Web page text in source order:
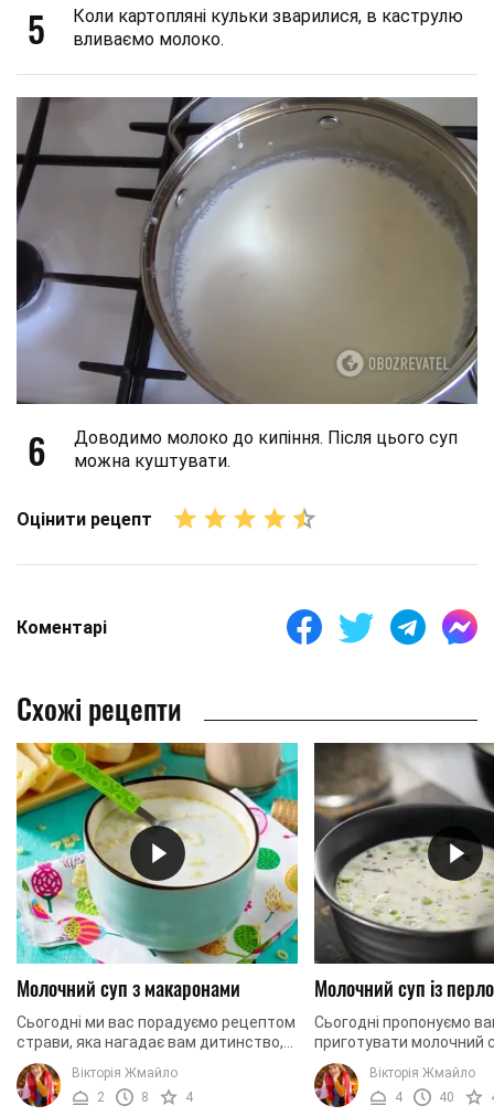
5
Коли картопляні кульки зварилися, в каструлю
вливаємо молоко.
6
Доводимо молоко до кипіння. Після цього суп
можна куштувати.
Оцінити рецепт
Коментарі
Схожі рецепти
Молочний суп з макаронами
Сьогодні ми вас порадуємо рецептом
страви, яка нагадає вам дитинство,
яка відправить вас у минуле і подарує
нотки ностальгії. Ми приготуємо
молочний ...
Вікторія Жмайло
2
8 4
Молочний суп із
Сьогодні пропонуємо
приготувати молочний
перловкою. Цей рецепт
приготувати і ви без
зможете нагодувати
Вікторія Жмайло
4
40